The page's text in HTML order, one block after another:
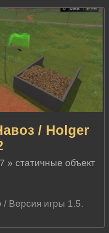
/ Holger
» статичные объект
/ Версия игры 1.5.